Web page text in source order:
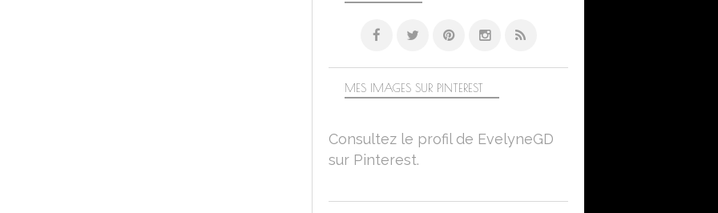
MES IMAGES SUR PINTEREST
Consultez le profil de EvelyneGD
sur Pinterest.